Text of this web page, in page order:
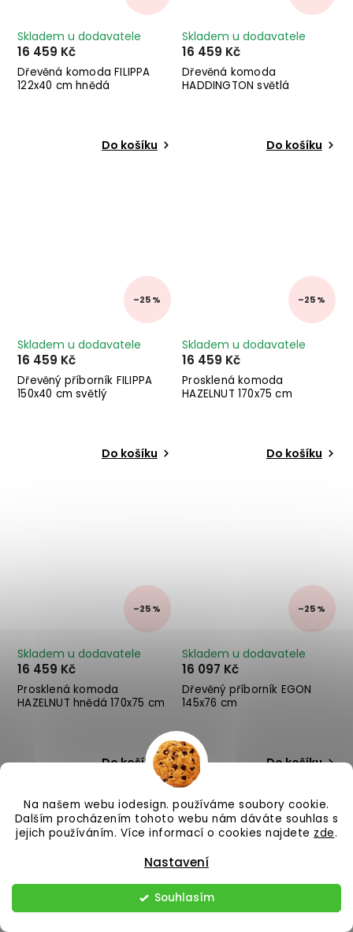
Na našem webu iodesign. používáme soubory cookie.
Dalším procházením tohoto webu nám dáváte souhlas s
jejich používáním. Více informací o cookies najdete zde.
Nastavení
Souhlasím
Dřevěná komoda FILIPPA
122x40 cm hnědá
Skladem u dodavatele
16 459 Kč
Do košíku
Dřevěná komoda
HADDINGTON světlá
Skladem u dodavatele
16 459 Kč
Do košíku
–25 %
Dřevěný příborník FILIPPA
150x40 cm světlý
Skladem u dodavatele
16 459 Kč
Do košíku
–25 %
Prosklená komoda
HAZELNUT 170x75 cm
Skladem u dodavatele
16 459 Kč
Do košíku
–25 %
Prosklená komoda
HAZELNUT hnědá 170x75 cm
Skladem u dodavatele
16 459 Kč
Do košíku
–25 %
Dřevěný příborník EGON
145x76 cm
Skladem u dodavatele
16 097 Kč
Do košíku